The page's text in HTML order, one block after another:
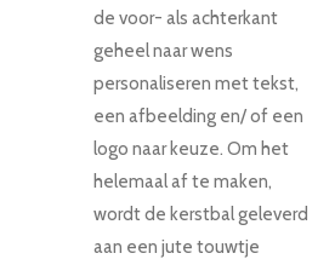
de voor- als achterkant
geheel naar wens
personaliseren met tekst,
een afbeelding en/ of een
logo naar keuze. Om het
helemaal af te maken,
wordt de kerstbal geleverd
aan een jute touwtje